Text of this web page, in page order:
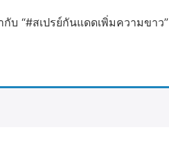
บ “#สเปรย์กันแดดเพิ่มความขาว”